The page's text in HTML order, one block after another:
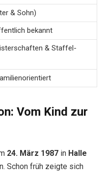
& Sohn)
bekannt
& Staffel-
Vom Kind zur
24. März 1987 in Halle
Schon früh zeigte sich